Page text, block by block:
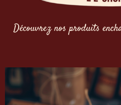
Découvrez nos produits